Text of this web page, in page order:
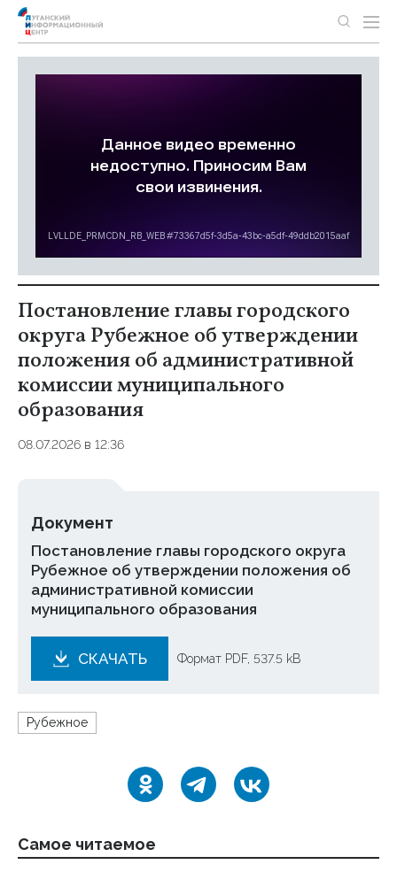
Постановление главы городского
округа Рубежное об утверждении
положения об административной
комиссии муниципального
образования
08.07.2026 в 12:36
Документ
Постановление главы городского округа
Рубежное об утверждении положения об
административной комиссии
муниципального образования
СКАЧАТЬ Формат PDF, 537.5 kB
Рубежное
Самое читаемое